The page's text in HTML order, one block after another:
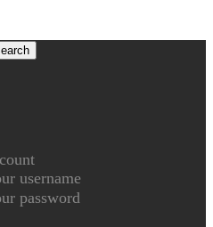
username
password